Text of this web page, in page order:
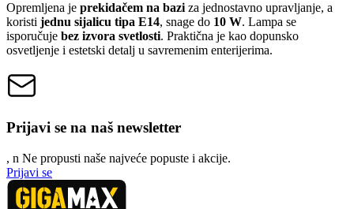
Opremljena je prekidačem na bazi za jednostavno upravljanje, a
koristi jednu sijalicu tipa E14, snage do 10 W. Lampa se
isporučuje bez izvora svetlosti. Praktična je kao dopunsko
osvetljenje i estetski detalj u savremenim enterijerima.
Prijavi se na naš newsletter
, n Ne propusti naše najveće popuste i akcije.
Prijavi se